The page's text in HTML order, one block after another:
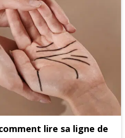
lire sa ligne de